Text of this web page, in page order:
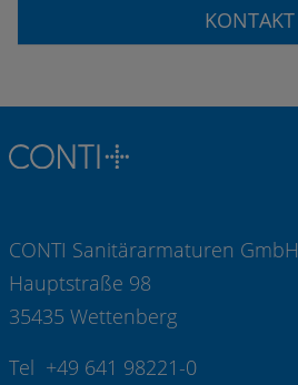
KONTAKT
CONTI Sanitärarmaturen GmbH
Hauptstraße 98
35435 Wettenberg
Tel +49 641 98221-0